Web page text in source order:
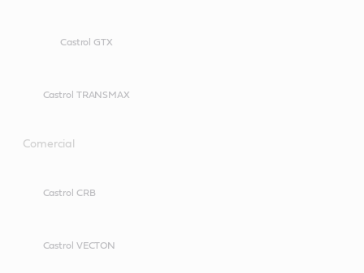
Castrol GTX
Castrol TRANSMAX
Comercial
Castrol CRB
Castrol VECTON